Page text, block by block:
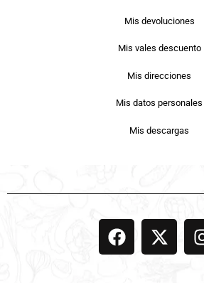
Mis devoluciones
Mis vales descuento
Mis direcciones
Mis datos personales
Mis descargas